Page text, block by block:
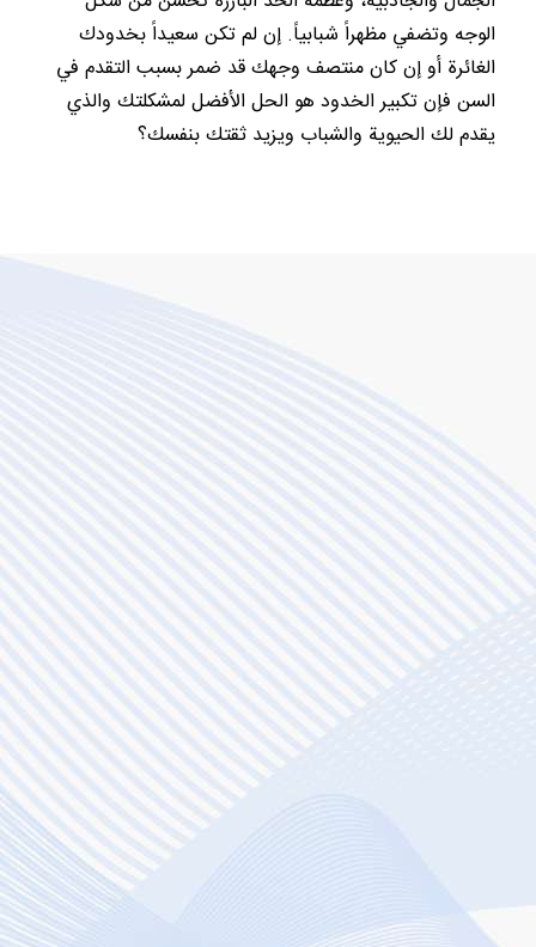
الوجه وتضفي مظهراً شبابياً. إن لم تكن سعيداً بخدودك
الغائرة أو إن كان منتصف وجهك قد ضمر بسبب التقدم في
السن فإن تكبير الخدود هو الحل الأفضل لمشكلتك والذي
يقدم لك الحيوية والشباب ويزيد ثقتك بنفسك؟